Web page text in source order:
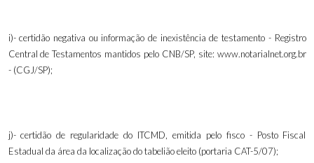
i)- certidão negativa ou informação de inexistência de testamento - Registro
Central de Testamentos mantidos pelo CNB/SP, site: www.notarialnet.org.br
- (CGJ/SP);
j)- certidão de regularidade do ITCMD, emitida pelo fisco - Posto Fiscal
Estadual da área da localização do tabelião eleito (portaria CAT-5/07);